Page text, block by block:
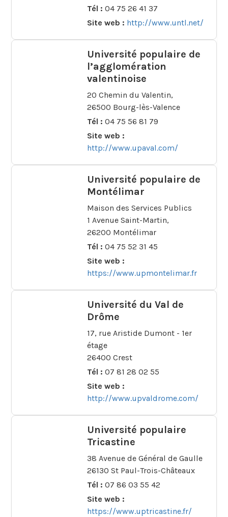
Tél : 04 75 26 41 37
Site web : http://www.untl.net/
Université populaire de
l’agglomération
valentinoise
20 Chemin du Valentin,
26500 Bourg-lès-Valence
Tél : 04 75 56 81 79
Site web :
http://www.upaval.com/
Université populaire de
Montélimar
Maison des Services Publics
1 Avenue Saint-Martin,
26200 Montélimar
Tél : 04 75 52 31 45
Site web :
https://www.upmontelimar.fr
Université du Val de
Drôme
17, rue Aristide Dumont - 1er
étage
26400 Crest
Tél : 07 81 28 02 55
Site web :
http://www.upvaldrome.com/
Université populaire
Tricastine
38 Avenue de Général de Gaulle
26130 St Paul-Trois-Châteaux
Tél : 07 86 03 55 42
Site web :
https://www.uptricastine.fr/